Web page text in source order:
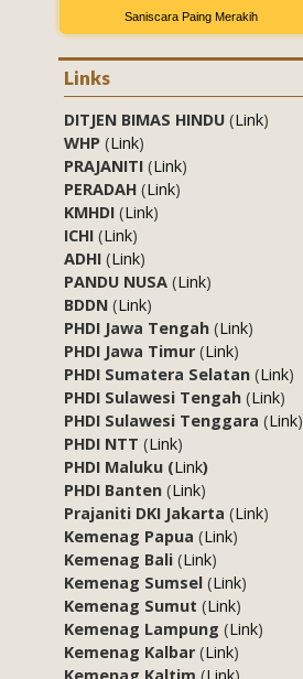
Saniscara Paing Merakih
Links
DITJEN BIMAS HINDU (Link)
WHP (Link)
PRAJANITI (Link)
PERADAH (Link)
KMHDI (Link)
ICHI (Link)
ADHI (Link)
PANDU NUSA (Link)
BDDN (Link)
PHDI Jawa Tengah (Link)
PHDI Jawa Timur (Link)
PHDI Sumatera Selatan (Link)
PHDI Sulawesi Tengah (Link)
PHDI Sulawesi Tenggara (Link)
PHDI NTT (Link)
PHDI Maluku (Link)
PHDI Banten (Link)
Prajaniti DKI Jakarta (Link)
Kemenag Papua (Link)
Kemenag Bali (Link)
Kemenag Sumsel (Link)
Kemenag Sumut (Link)
Kemenag Lampung (Link)
Kemenag Kalbar (Link)